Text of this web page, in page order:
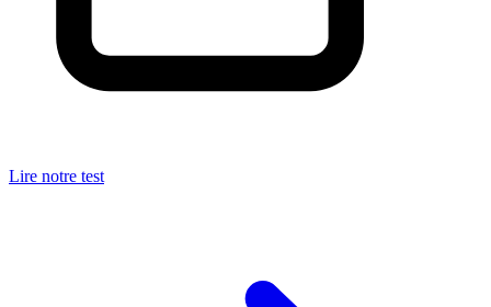
Lire notre test